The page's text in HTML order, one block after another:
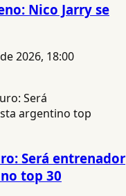
Nico Jarry se
2026, 18:00
Será entrenador
top 30